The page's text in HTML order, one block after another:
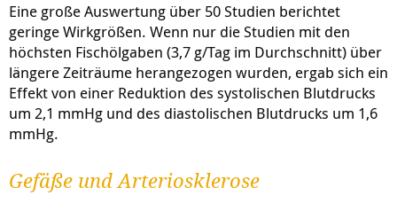
Eine große Auswertung über 50 Studien berichtet
geringe Wirkgrößen. Wenn nur die Studien mit den
höchsten Fischölgaben (3,7 g/Tag im Durchschnitt) über
längere Zeiträume herangezogen wurden, ergab sich ein
Effekt von einer Reduktion des systolischen Blutdrucks
um 2,1 mmHg und des diastolischen Blutdrucks um 1,6
mmHg.
Gefäße und Arteriosklerose